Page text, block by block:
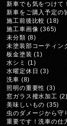
新車でも気をつけて！
新車をご購入予定の
施工前後比較 (18)
施工車画像 (365)
未分類 (8)
未塗装部コーティン
板金塗装 (1)
水シミ
(1)
水曜定休日 (3)
洗車 (8)
照明の重要性 (3)
窓ガラス撥水加工 (2)
美味しいもの (35)
虫のダメージから守
重要です！洗車の仕